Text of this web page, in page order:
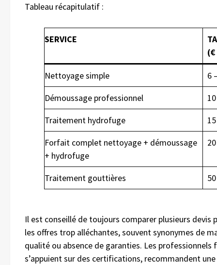
Tableau récapitulatif :
SERVICE
(€
Nettoyage simple
6
Démoussage professionnel
Traitement hydrofuge
Forfait complet nettoyage + démoussage
+ hydrofuge
Traitement gouttières
Il est conseillé de toujours comparer plusieurs devis
les offres trop alléchantes, souvent synonymes de
qualité ou absence de garanties. Les professionnels
s’appuient sur des certifications, recommandent